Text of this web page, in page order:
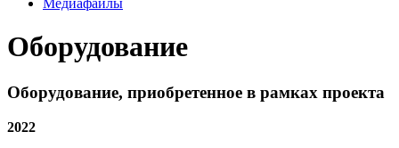
Медиафайлы
Оборудование
Оборудование, приобретенное в рамках проекта
2022